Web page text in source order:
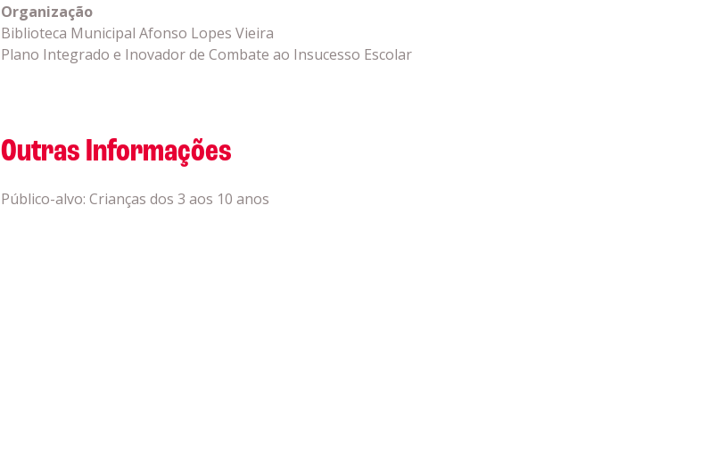
Organização
Biblioteca Municipal Afonso Lopes Vieira
Plano Integrado e Inovador de Combate ao Insucesso Escolar
Outras Informações
Público-alvo: Crianças dos 3 aos 10 anos